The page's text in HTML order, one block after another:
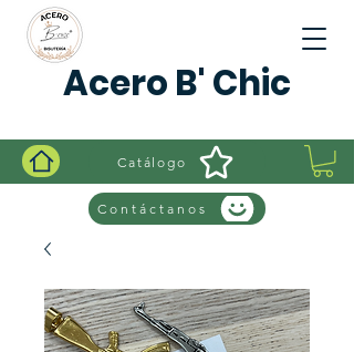
Acero B' Chic
Catálogo
Contáctanos